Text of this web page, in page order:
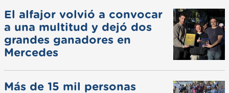
El alfajor volvió a convocar
a una multitud y dejó dos
grandes ganadores en
Mercedes
Más de 15 mil personas